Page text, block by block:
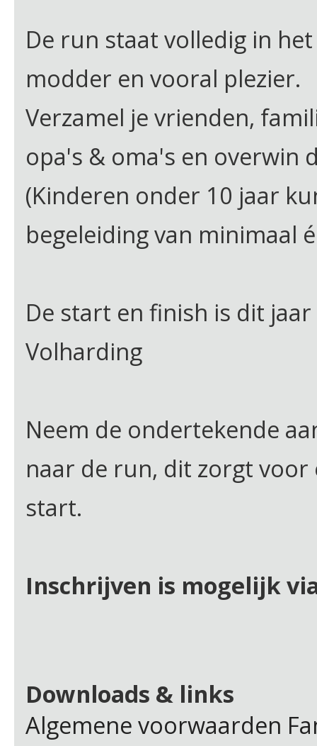
De run staat volledig in
modder en vooral plezier.
Verzamel je vrienden,
opa's & oma's en overwin
(Kinderen onder 10 jaar
begeleiding van minimaal
De start en finish is dit
Volharding
Neem de ondertekende
naar de run, dit zorgt
start.
Inschrijven is mogelijk
Downloads & links
Algemene voorwaarden